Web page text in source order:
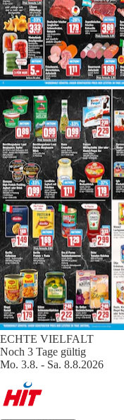
ECHTE VIELFALT
Noch 3 Tage gültig
Mo. 3.8. - Sa. 8.8.2026